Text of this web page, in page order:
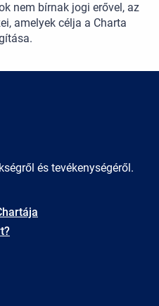
nem bírnak jogi erővel, az
amelyek célja a Charta
és tevékenységéről.